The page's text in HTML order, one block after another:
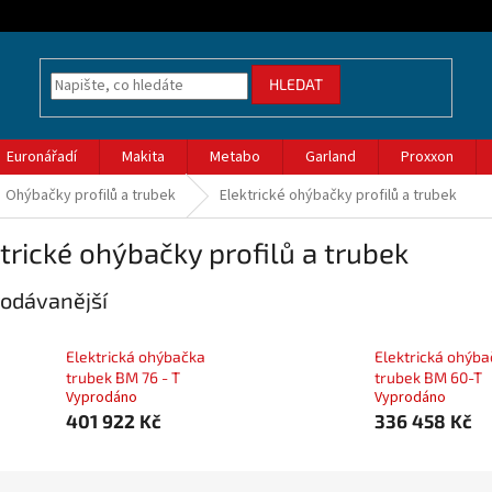
HLEDAT
Euronářadí Makita Metabo Garland Proxxon
Ohýbačky profilů a trubek Elektrické ohýbačky profilů a trubek
ohýbačky profilů a trubek
Elektrická ohýbačka
trubek BM 76 - T
Vyprodáno
401 922 Kč
Elektrická
trubek BM 60-T
Vyprodáno
336 458 Kč